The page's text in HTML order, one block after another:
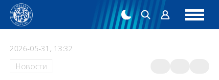
2026-05-31, 13:32
Новости